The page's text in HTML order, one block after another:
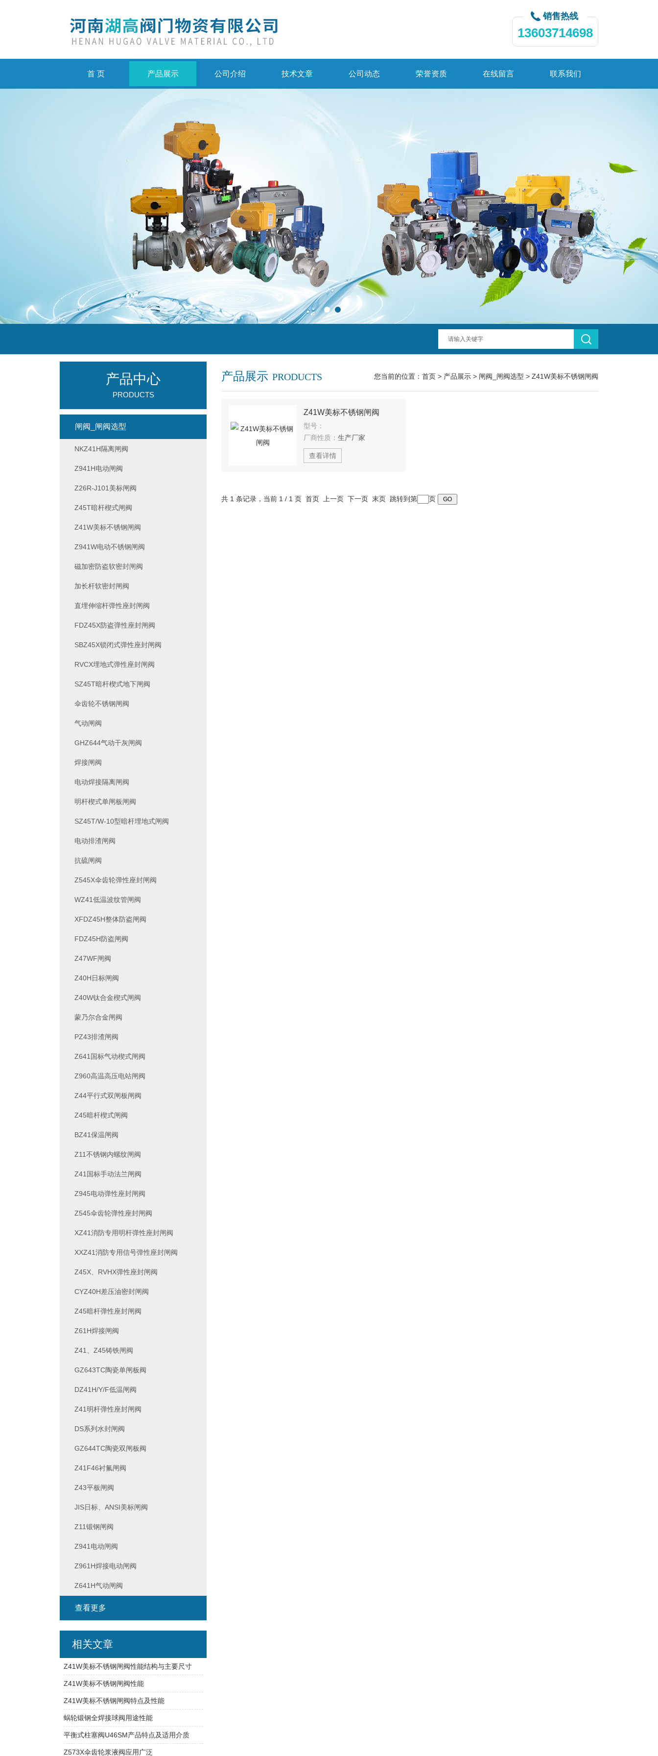
销售热线
13603714698
首 页 产品展示 公司介绍 技术文章 公司动态 荣誉资质 在线留言 联系我们
产品展示 PRODUCTS 您当前的位置： 首页 > 产品展示 > 闸阀_闸阀选型 > Z41W美标不锈钢闸阀
Z41W美标不锈钢闸阀
型号：
厂商性质： 生产厂家
查看详情
共 1 条记录，当前 1 / 1 页 首页 上一页 下一页 末页 跳转到第 页
产品中心
PRODUCTS
闸阀_闸阀选型
NKZ41H隔离闸阀
Z941H电动闸阀
Z26R-J101美标闸阀
Z45T暗杆楔式闸阀
Z41W美标不锈钢闸阀
Z941W电动不锈钢闸阀
磁加密防盗软密封闸阀
加长杆软密封闸阀
直埋伸缩杆弹性座封闸阀
FDZ45X防盗弹性座封闸阀
SBZ45X锁闭式弹性座封闸阀
RVCX埋地式弹性座封闸阀
SZ45T暗杆楔式地下闸阀
伞齿轮不锈钢闸阀
气动闸阀
GHZ644气动干灰闸阀
焊接闸阀
电动焊接隔离闸阀
明杆楔式单闸板闸阀
SZ45T/W-10型暗杆埋地式闸阀
电动排渣闸阀
抗硫闸阀
Z545X伞齿轮弹性座封闸阀
WZ41低温波纹管闸阀
XFDZ45H整体防盗闸阀
FDZ45H防盗闸阀
Z47WF闸阀
Z40H日标闸阀
Z40W钛合金楔式闸阀
蒙乃尔合金闸阀
PZ43排渣闸阀
Z641国标气动楔式闸阀
Z960高温高压电站闸阀
Z44平行式双闸板闸阀
Z45暗杆楔式闸阀
BZ41保温闸阀
Z11不锈钢内螺纹闸阀
Z41国标手动法兰闸阀
Z945电动弹性座封闸阀
Z545伞齿轮弹性座封闸阀
XZ41消防专用明杆弹性座封闸阀
XXZ41消防专用信号弹性座封闸阀
Z45X、RVHX弹性座封闸阀
CYZ40H差压油密封闸阀
Z45暗杆弹性座封闸阀
Z61H焊接闸阀
Z41、Z45铸铁闸阀
GZ643TC陶瓷单闸板阀
DZ41H/Y/F低温闸阀
Z41明杆弹性座封闸阀
DS系列水封闸阀
GZ644TC陶瓷双闸板阀
Z41F46衬氟闸阀
Z43平板闸阀
JIS日标、ANSI美标闸阀
Z11锻钢闸阀
Z941电动闸阀
Z961H焊接电动闸阀
Z641H气动闸阀
查看更多
相关文章
Z41W美标不锈钢闸阀性能结构与主要尺寸
Z41W美标不锈钢闸阀性能
Z41W美标不锈钢闸阀特点及性能
蜗轮锻钢全焊接球阀用途性能
平衡式柱塞阀U46SM产品特点及适用介质
Z573X伞齿轮浆液阀应用广泛